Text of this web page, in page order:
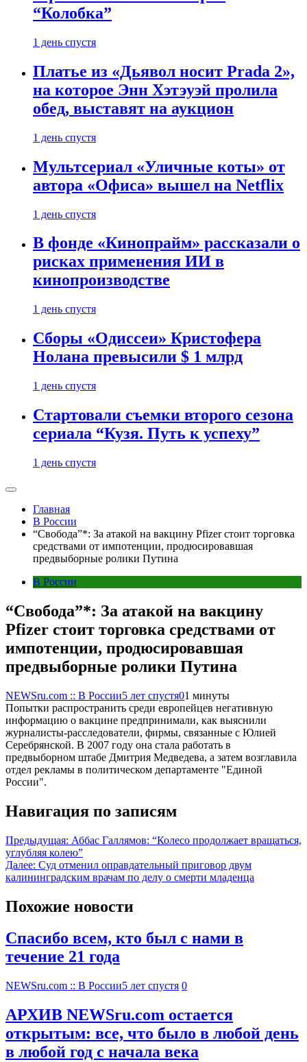
“Колобка”
1 день спустя
Платье из «Дьявол носит Prada 2»,
на которое Энн Хэтэуэй пролила
обед, выставят на аукцион
1 день спустя
Мультсериал «Уличные коты» от
автора «Офиса» вышел на Netflix
1 день спустя
В фонде «Кинопрайм» рассказали о
рисках применения ИИ в
кинопроизводстве
1 день спустя
Сборы «Одиссеи» Кристофера
Нолана превысили $ 1 млрд
1 день спустя
Стартовали съемки второго сезона
сериала “Кузя. Путь к успеху”
1 день спустя
Главная
В России
“Свобода”*: За атакой на вакцину Pfizer стоит торговка
средствами от импотенции, продюсировавшая
предвыборные ролики Путина
В России
“Свобода”*: За атакой на вакцину
Pfizer стоит торговка средствами от
импотенции, продюсировавшая
предвыборные ролики Путина
NEWSru.com :: В России5 лет спустя01 минуты
Попытки распространить среди европейцев негативную
информацию о вакцине предпринимали, как выяснили
журналисты-расследователи, фирмы, связанные с Юлией
Серебрянской. В 2007 году она стала работать в
предвыборном штабе Дмитрия Медведева, а затем возглавила
отдел рекламы в политическом департаменте "Единой
России".
Навигация по записям
Предыдущая: Аббас Галлямов: “Колесо продолжает вращаться,
углубляя колею”
Далее: Суд отменил оправдательный приговор двум
калининградским врачам по делу о смерти младенца
Похожие новости
Спасибо всем, кто был с нами в
течение 21 года
NEWSru.com :: В России5 лет спустя 0
АРХИВ NEWSru.com остается
открытым: все, что было в любой день
в любой год с начала века